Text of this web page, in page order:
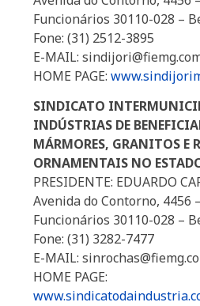
Funcionários 30110-028 –
Fone: (31) 2512-3895
E-MAIL:
HOME PAGE:
SINDICATO
INDÚSTRIAS DE
MÁRMORES, GRANITOS E
ORNAMENTAIS NO
PRESIDENTE: EDUARDO
Avenida do Contorno, 4456
Funcionários 30110-028 –
Fone: (31) 3282-7477
E-MAIL:
HOME PAGE: